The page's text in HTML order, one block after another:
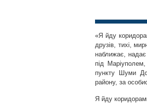
«Я йду
друзів, тихі,
наближає,
під Маріуполем,
пункту Шуми
району, за
Я йду